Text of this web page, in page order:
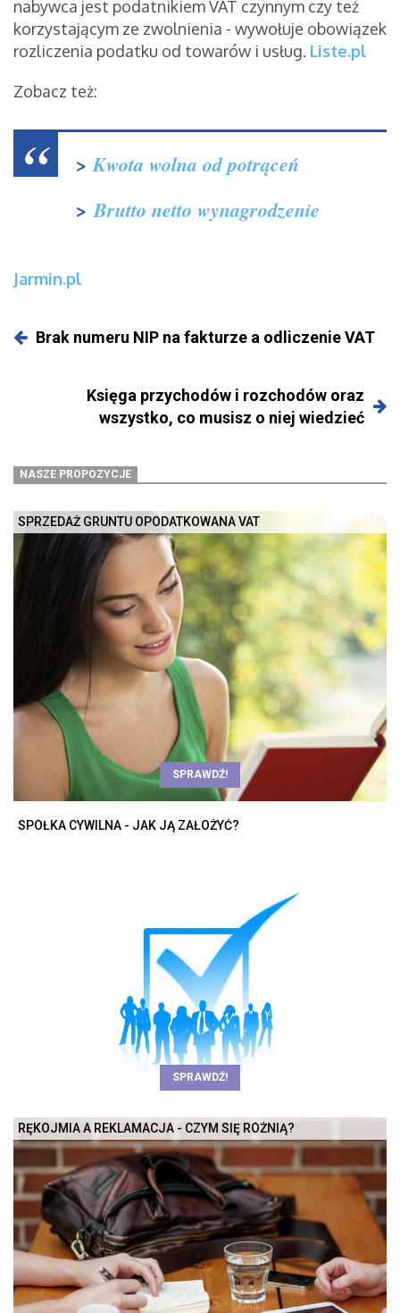
nabywca jest podatnikiem VAT czynnym czy też
korzystającym ze zwolnienia - wywołuje obowiązek
rozliczenia podatku od towarów i usług. Liste.pl
Zobacz też:
>Kwota wolna od potrąceń
>Brutto netto wynagrodzenie
Jarmin.pl
Brak numeru NIP na fakturze a odliczenie VAT
Księga przychodów i rozchodów oraz
wszystko, co musisz o niej wiedzieć
NASZE PROPOZYCJE
SPRZEDAŻ GRUNTU OPODATKOWANA VAT
SPRAWDŹ!
SPÓŁKA CYWILNA - JAK JĄ ZAŁOŻYĆ?
SPRAWDŹ!
RĘKOJMIA A REKLAMACJA - CZYM SIĘ RÓŻNIĄ?